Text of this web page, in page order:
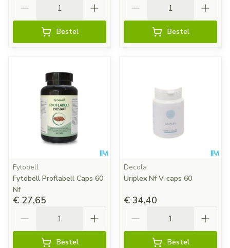
Bestel Bestel
Fytobell
Fytobell Proflabell Caps 60
Nf
€ 27,65
Bestel
Decola
Uriplex Nf V-caps 60
€ 34,40
Bestel